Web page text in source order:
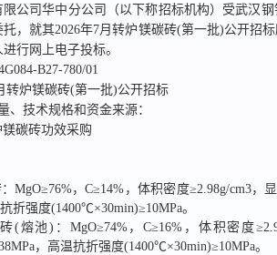
限公司华中分公司
（以下称招标机构）受武汉钢
托，就其2026年7月转炉镁碳砖(第一批)公开招标
行网上电子投标。
B27-780/01
转炉镁碳砖(第一批)公开招标
、技术规格和资金来源：
镁碳砖功效采购
MgO≥76%，C≥14%，体积密度≥2.98g/cm3，
折强度(1400℃×30min)≥10MPa。
(熔池)：MgO≥74%，C≥16%，体积密度
，高温抗折强度(1400℃×30min)≥10MPa。